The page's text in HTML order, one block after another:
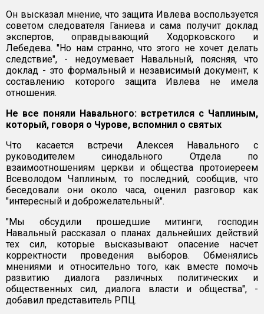
Он высказал мнение, что защита Ивлева воспользуется
советом следователя Ганиева и сама получит доклад
экспертов, оправдывающий Ходорковского и
Лебедева. "Но нам странно, что этого не хочет делать
следствие", - недоумевает Навальный, поясняя, что
доклад - это формальный и независимый документ, к
составлению которого защита Ивлева не имела
отношения.
Не все поняли Навального: встретился с Чаплиным,
который, говоря о Чурове, вспомнил о святых
Что касается встречи Алексея Навального с
руководителем синодального Отдела по
взаимоотношениям церкви и общества протоиереем
Всеволодом Чаплиным, то последний, сообщив, что
беседовали они около часа, оценил разговор как
"интересный и доброжелательный".
"Мы обсудили прошедшие митинги, господин
Навальный рассказал о планах дальнейших действий
тех сил, которые высказывают опасение насчет
корректности проведения выборов. Обменялись
мнениями и относительно того, как вместе помочь
развитию диалога различных политических и
общественных сил, диалога власти и общества", -
добавил представитель РПЦ.